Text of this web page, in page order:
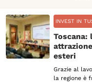
INVEST IN
Toscana:
esteri
Grazie al
la regione è